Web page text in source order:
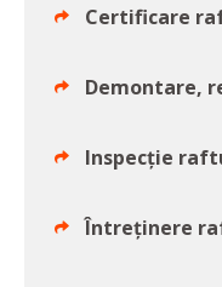
Certificare
Demontare,
Inspecție
Întreținere